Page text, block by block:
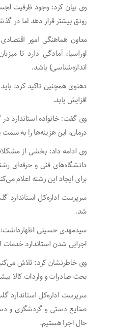
وی بیان کرد: وجود ظرفیت
رونق بیشتر قرار دهد اما در
معاون هماهنگی امور
اوراسیا، آمادگی دارد تا
اندازه‌شناسی) باشد.
دهنوی همچنین تاکید کرد:
افزایش یابد.
وی گفت: خانواده استاندارد
درمان، این هزینه‌ها را به
وی ادامه داد: بخشی از
دانشگاه‌های فنی و حرفه‌ای
برای ایجاد این رشته اعلام
سرپرست اداره‌کل
شد.
سیدمهدی حسینی اظهارداشت:
اجرایی شدن استاندارد
وی خاطرنشان کرد: تلاش
بحث صادرات و واردات کالا
سرپرست اداره‌کل استاندارد
صنایع دستی و گردشگری و
حال اجرا هستیم.